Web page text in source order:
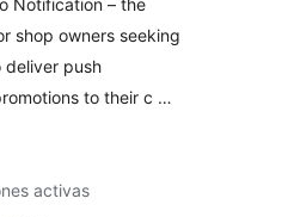
Notification – the
shop owners seeking
deliver push
to their c …
activas